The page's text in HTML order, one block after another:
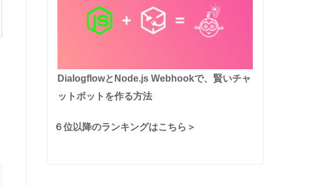
DialogflowとNode.js Webhookで、賢いチャ
ットボットを作る方法
６位以降のランキングはこちら＞